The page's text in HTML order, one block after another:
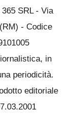
SRL - Via
- Codice
in
periodicità.
editoriale